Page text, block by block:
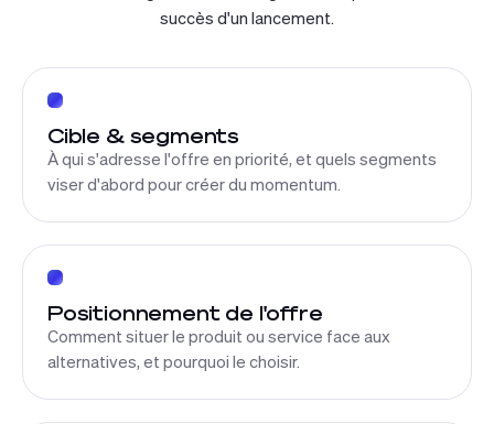
succès d'un lancement.
Cible & segments
À qui s'adresse l'offre en priorité, et quels segments
viser d'abord pour créer du momentum.
Positionnement de l'offre
Comment situer le produit ou service face aux
alternatives, et pourquoi le choisir.